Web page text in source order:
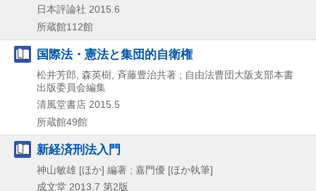
日本評論社 2015.6
所蔵館112館
国際法・憲法と集団的自衛権
松井芳郎, 森英樹, 斉藤豊治共著 ; 自由法曹団大阪支部本書
出版委員会編集
清風堂書店 2015.5
所蔵館49館
新経済刑法入門
神山敏雄 [ほか] 編著 ; 嘉門優 [ほか執筆]
成文堂 2013.7 第2版